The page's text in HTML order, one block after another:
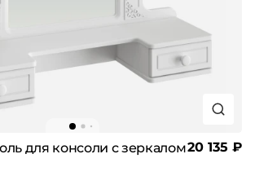
для консоли с зеркалом20 135 ₽